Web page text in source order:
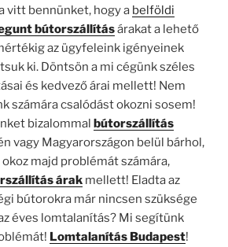
vitt bennünket, hogy a belföldi
bútorszállításárakat a lehető
az ügyfeleink igényeinek
ki. Döntsön a mi cégünk széles
és kedvező árai mellett! Nem
számára csalódást okozni sosem!
bizalommal bútorszállítás
vagy Magyarországon belül bárhol,
majd problémát számára,
árakmellett! Eladta az
bútorokra már nincsen szüksége
éves lomtalanítás? Mi segítünk
Lomtalanítás Budapest!